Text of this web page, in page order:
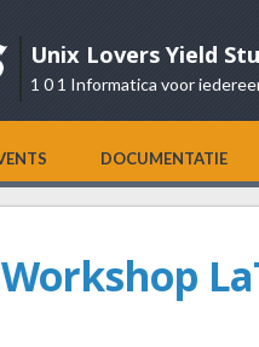
Unix Lovers Yield
1 0 1 Informatica voor
DOCUMENTATIE